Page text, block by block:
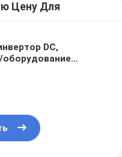
Цену Для
DC,
оборудование